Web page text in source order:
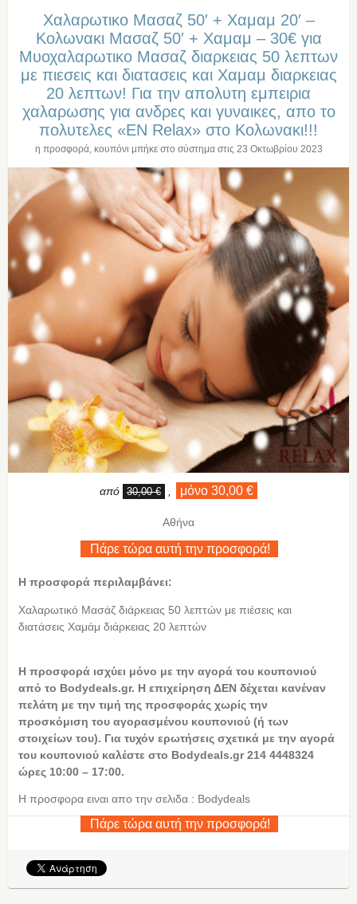
Χαλαρωτικο Μασαζ 50′ + Χαμαμ 20′ –
Κολωνακι Μασαζ 50′ + Χαμαμ – 30€ για
Μυοχαλαρωτικο Μασαζ διαρκειας 50 λεπτων
με πιεσεις και διατασεις και Χαμαμ διαρκειας
20 λεπτων! Για την απολυτη εμπειρια
χαλαρωσης για ανδρες και γυναικες, απο το
πολυτελες «EN Relax» στο Κολωνακι!!!
η προσφορά, κουπόνι μπήκε στο σύστημα στις 23 Οκτωβρίου 2023
από 30,00 € μόνο 30,00 €
Αθήνα
Πάρε τώρα αυτή την προσφορά!
Η προσφορά περιλαμβάνει:
Χαλαρωτικό Μασάζ διάρκειας 50 λεπτών με πιέσεις και
διατάσεις Χαμάμ διάρκειας 20 λεπτών
Η προσφορά ισχύει μόνο με την αγορά του κουπονιού
από το Bodydeals.gr. Η επιχείρηση ΔΕΝ δέχεται κανέναν
πελάτη με την τιμή της προσφοράς χωρίς την
προσκόμιση του αγορασμένου κουπονιού (ή των
στοιχείων του). Για τυχόν ερωτήσεις σχετικά με την αγορά
του κουπονιού καλέστε στο Bodydeals.gr 214 4448324
ώρες 10:00 – 17:00.
Η προσφορα ειναι απο την σελιδα : Bodydeals
Πάρε τώρα αυτή την προσφορά!